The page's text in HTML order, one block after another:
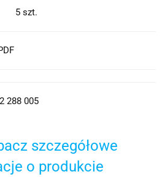
5 szt.
288 005
szczegółowe
o produkcie